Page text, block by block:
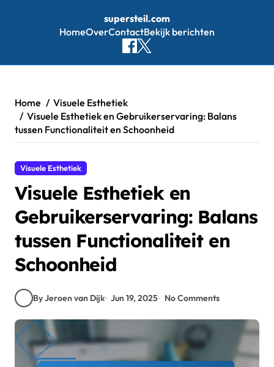
supersteil.com
HomeOverContactBekijk berichten
content
Home
Visuele Esthetiek
Visuele Esthetiek en Gebruikerservaring: Balans
tussen Functionaliteit en Schoonheid
Visuele Esthetiek
Visuele Esthetiek en
Gebruikerservaring: Balans
tussen Functionaliteit en
Schoonheid
By Jeroen van Dijk Jun 19, 2025 No Comments